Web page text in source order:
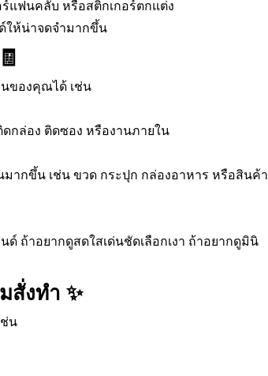
แฟนคลับ หรือสติ๊กเกอร์ตกแต่ง
ให้น่าจดจำมากขึ้น
นของคุณได้ เช่น
กล่อง ติดซอง หรืองานภายใน
ากขึ้น เช่น ขวด กระปุก กล่องอาหาร หรือสินค้า
ถ้าอยากดูสดใสเด่นชัดเลือกเงา ถ้าอยากดูมินิ
งทำ ✨
น